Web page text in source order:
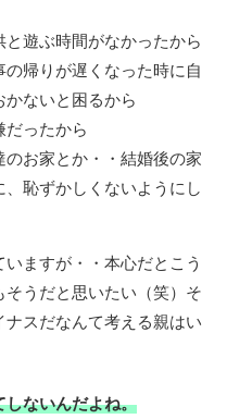
遊ぶ時間がなかったから
帰りが遅くなった時に自
ないと困るから
だったから
お家とか・・結婚後の家
恥ずかしくないようにし
ますが・・本心だとこう
うだと思いたい（笑）そ
スだなんて考える親はい
しないんだよね。